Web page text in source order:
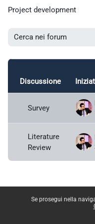
Se prosegui nella
Project development
Cerca nei forum
Elenco delle
Stato
Discussione
Survey
Literature
Review